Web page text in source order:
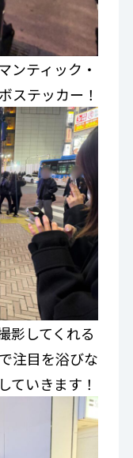
ンティック・
ステッカー！
影してくれる
注目を浴びな
ていきます！